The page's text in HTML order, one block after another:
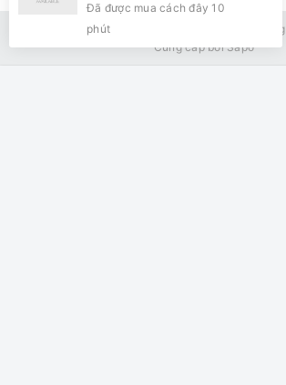
Bản quyền thuộc về Kiến Vàng
Cung cấp bởiSapo
Đã được mua cách đây 10
phút